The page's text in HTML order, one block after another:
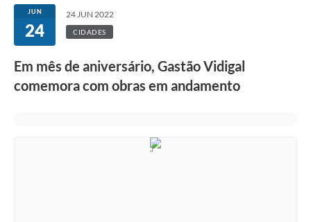
JUN
24
24 JUN 2022
CIDADES
Em mês de aniversário, Gastão Vidigal
comemora com obras em andamento